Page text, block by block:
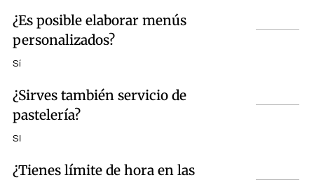
¿Es posible elaborar menús
personalizados?
Sí
¿Sirves también servicio de
pastelería?
SI
¿Tienes límite de hora en las